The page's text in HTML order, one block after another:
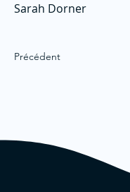
Sarah Dorner
Précédent